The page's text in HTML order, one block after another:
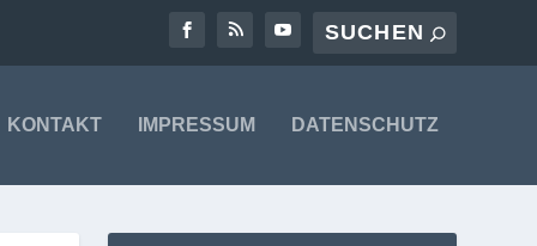
KONTAKT IMPRESSUM DATENSCHUTZ